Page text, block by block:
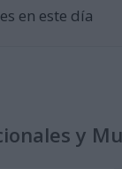
en este día
y